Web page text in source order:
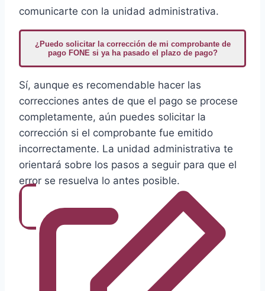
comunicarte con la unidad administrativa.
¿Puedo solicitar la corrección de mi comprobante de
pago FONE si ya ha pasado el plazo de pago?
Sí, aunque es recomendable hacer las
correcciones antes de que el pago se procese
completamente, aún puedes solicitar la
corrección si el comprobante fue emitido
incorrectamente. La unidad administrativa te
orientará sobre los pasos a seguir para que el
error se resuelva lo antes posible.